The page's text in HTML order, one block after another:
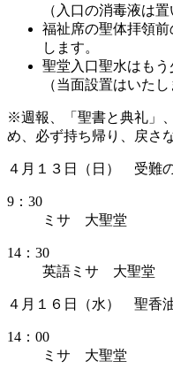
（入口の消毒液は置
福祉席の聖体拝領
します。
聖堂入口聖水はもう
（当面設置はいたし
※週報、「聖書と典礼」
め、必ず持ち帰り、戻さ
４月１３日（日） 受難
9：30
ミサ 大聖堂
14：30
英語ミサ 大聖堂
４月１６日（水） 聖香
14：00
ミサ 大聖堂